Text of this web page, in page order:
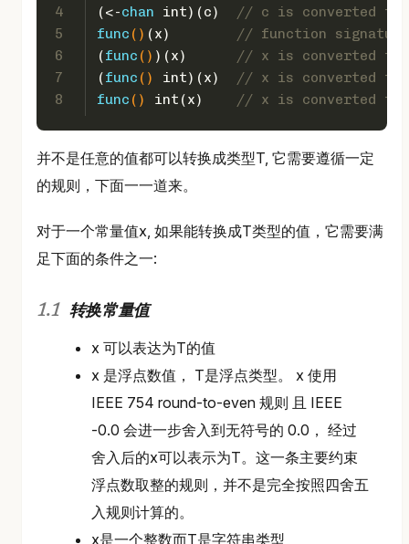
4
5
6
7
8
(<-chan int)(c)
// c is converted to
func () (x)
// function
(func () )(x)
// x is converted to
(func () int)(x)
// x is converted
func () int (x) // x is converted to
并不是任意的值都可以转换成类型T, 它需要遵循一定
的规则，下面一一道来。
对于一个常量值x, 如果能转换成T类型的值，它需要满
足下面的条件之一:
转换常量值
x 可以表达为T的值
x 是浮点数值， T是浮点类型。 x 使用
IEEE 754 round-to-even 规则 且 IEEE
-0.0 会进一步舍入到无符号的 0.0， 经过
舍入后的x可以表示为T。这一条主要约束
浮点数取整的规则，并不是完全按照四舍五
入规则计算的。
x是一个整数而T是字符串类型